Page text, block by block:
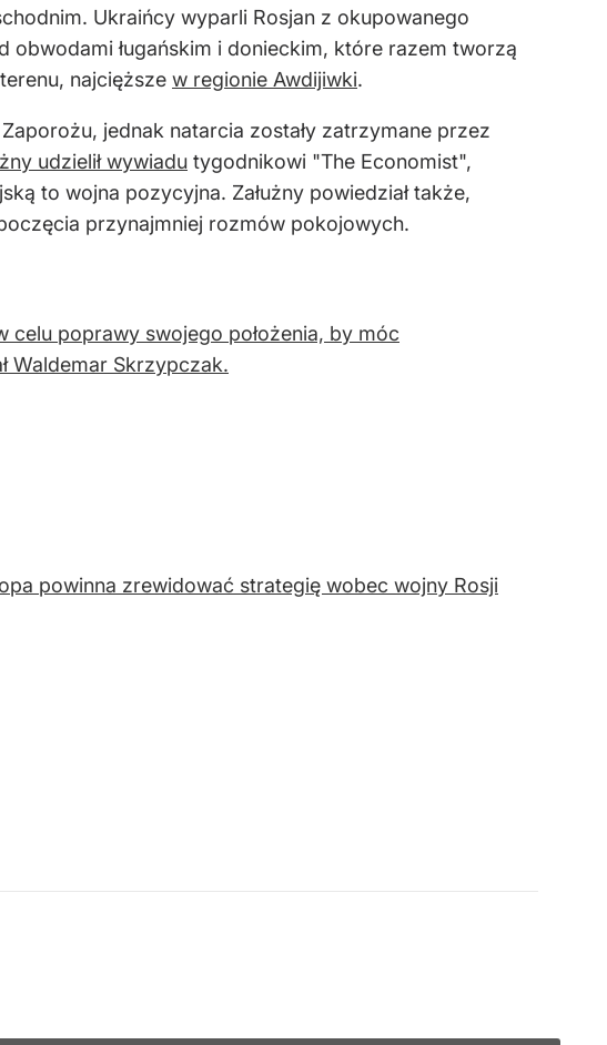
Ukraińcy wyparli Rosjan z okupowanego
obwodami ługańskim i donieckim, które razem tworzą
najcięższe w regionie Awdijiwki.
jednak natarcia zostały zatrzymane przez
udzielił wywiadu tygodnikowi "The Economist",
to wojna pozycyjna. Załużny powiedział także,
przynajmniej rozmów pokojowych.
celu poprawy swojego położenia, by móc
Waldemar Skrzypczak.
powinna zrewidować strategię wobec wojny Rosji